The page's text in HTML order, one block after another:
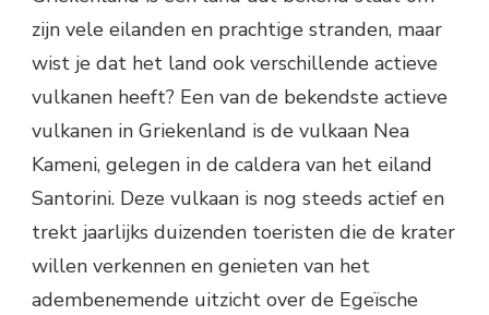
zijn vele eilanden en prachtige stranden, maar
wist je dat het land ook verschillende actieve
vulkanen heeft? Een van de bekendste actieve
vulkanen in Griekenland is de vulkaan Nea
Kameni, gelegen in de caldera van het eiland
Santorini. Deze vulkaan is nog steeds actief en
trekt jaarlijks duizenden toeristen die de krater
willen verkennen en genieten van het
adembenemende uitzicht over de Egeïsche